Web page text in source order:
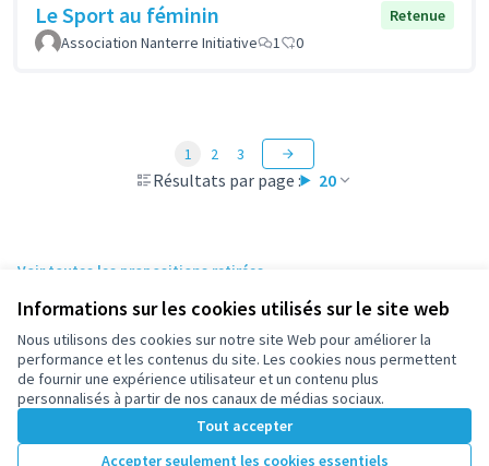
Informations sur les cookies utilisés sur le site web
Nous utilisons des cookies sur notre site Web pour améliorer la
performance et les contenus du site. Les cookies nous permettent
de fournir une expérience utilisateur et un contenu plus
personnalisés à partir de nos canaux de médias sociaux.
Tout accepter
Accepter seulement les cookies essentiels
Le Sport au féminin
Retenue
Association Nanterre Initiative
1 0
Résultats par page : 20
1 2 3
Voir toutes les propositions retirées
Conditions d'utilisation
Paramètres des cookies
participez.nanterre.fr sur X
(Lien externe)
participez.nanterre.fr sur Facebook
participez.nanterre.fr sur Instagram
participez.nanterre.fr sur YouTube
(Lien externe)
participez.nanterre.fr sur GitHub
(Lien externe)